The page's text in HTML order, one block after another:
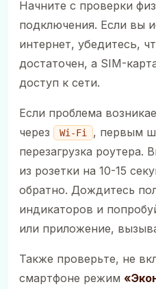
Начните с проверки
подключения. Если вы
интернет, убедитесь,
достаточен, а SIM-
доступ к сети.
Если проблема
через
Wi-Fi
, первым
перезагрузка роутера.
из розетки на 10-15
обратно. Дождитесь
индикаторов и
или приложение,
Также проверьте, не
смартфоне режим